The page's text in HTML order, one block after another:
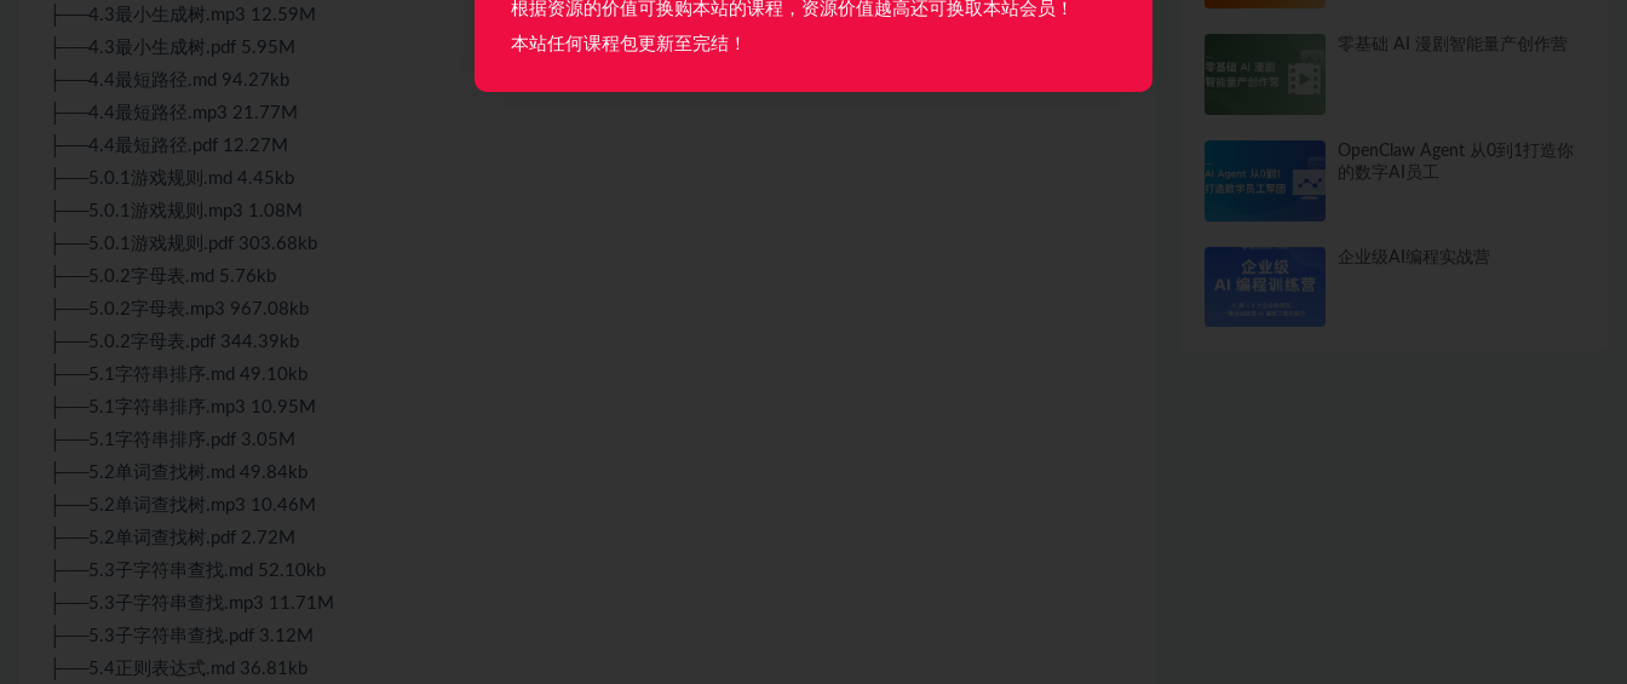
├──4.3最小生成树.mp3 12.59M
├──4.3最小生成树.pdf 5.95M
├──4.4最短路径.md 94.27kb
├──4.4最短路径.mp3 21.77M
├──4.4最短路径.pdf 12.27M
├──5.0.1游戏规则.md 4.45kb
├──5.0.1游戏规则.mp3 1.08M
├──5.0.1游戏规则.pdf 303.68kb
├──5.0.2字母表.md 5.76kb
├──5.0.2字母表.mp3 967.08kb
├──5.0.2字母表.pdf 344.39kb
├──5.1字符串排序.md 49.10kb
├──5.1字符串排序.mp3 10.95M
├──5.1字符串排序.pdf 3.05M
├──5.2单词查找树.md 49.84kb
├──5.2单词查找树.mp3 10.46M
├──5.2单词查找树.pdf 2.72M
├──5.3子字符串查找.md 52.10kb
├──5.3子字符串查找.mp3 11.71M
├──5.3子字符串查找.pdf 3.12M
├──5.4正则表达式.md 36.81kb
零基础 AI 漫剧智能量产创作营
OpenClaw Agent 从0到1打造你
的数字AI员工
企业级AI编程实战营
根据资源的价值可换购本站的课程，资源价值越高还可换取本站会员！
本站任何课程包更新至完结！